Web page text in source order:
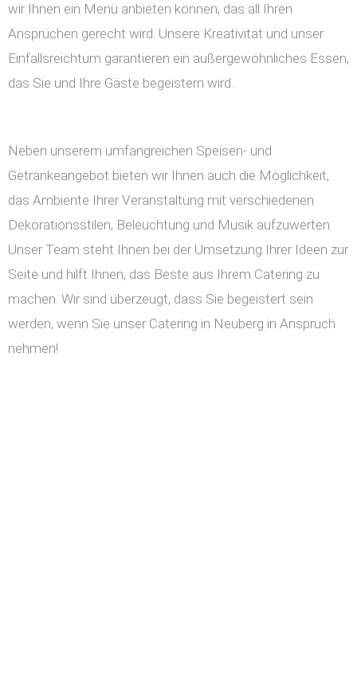
wir Ihnen ein Menü anbieten können, das all Ihren
Ansprüchen gerecht wird. Unsere Kreativität und unser
Einfallsreichtum garantieren ein außergewöhnliches Essen,
das Sie und Ihre Gäste begeistern wird.
Neben unserem umfangreichen Speisen- und
Getränkeangebot bieten wir Ihnen auch die Möglichkeit,
das Ambiente Ihrer Veranstaltung mit verschiedenen
Dekorationsstilen, Beleuchtung und Musik aufzuwerten.
Unser Team steht Ihnen bei der Umsetzung Ihrer Ideen zur
Seite und hilft Ihnen, das Beste aus Ihrem Catering zu
machen. Wir sind überzeugt, dass Sie begeistert sein
werden, wenn Sie unser Catering in Neuberg in Anspruch
nehmen!